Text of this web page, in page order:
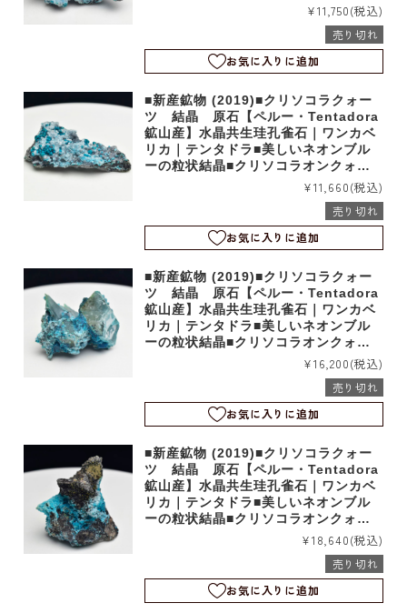
¥11,750(税込)
売り切れ
お気に入りに追加
■新産鉱物 (2019)■クリソコラクォー
ツ 結晶 原石【ペルー・Tentadora
鉱山産】水晶共生珪孔雀石｜ワンカベ
リカ｜テンタドラ■美しいネオンブル
ーの粒状結晶■クリソコラオンクォー
¥11,660(税込)
売り切れ
お気に入りに追加
■新産鉱物 (2019)■クリソコラクォー
ツ 結晶 原石【ペルー・Tentadora
鉱山産】水晶共生珪孔雀石｜ワンカベ
リカ｜テンタドラ■美しいネオンブル
ーの粒状結晶■クリソコラオンクォー
¥16,200(税込)
売り切れ
お気に入りに追加
■新産鉱物 (2019)■クリソコラクォー
ツ 結晶 原石【ペルー・Tentadora
鉱山産】水晶共生珪孔雀石｜ワンカベ
リカ｜テンタドラ■美しいネオンブル
ーの粒状結晶■クリソコラオンクォー
¥18,640(税込)
売り切れ
お気に入りに追加